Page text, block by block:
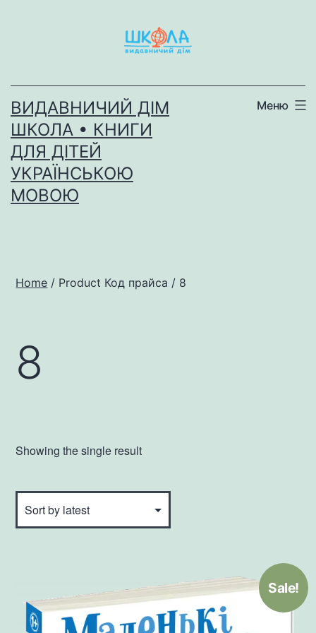
ВИДАВНИЧИЙ ДІМ
ШКОЛА • КНИГИ
ДЛЯ ДІТЕЙ
УКРАЇНСЬКОЮ
МОВОЮ
Меню
Home / Product Код прайса / 8
8
Showing the single result
Sale!